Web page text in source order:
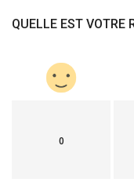
QUELLE EST VOTRE
0